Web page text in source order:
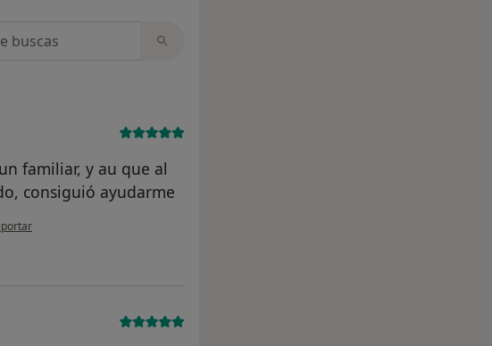
familiar, y au que al
consiguió ayudarme
opinión del usuario Luis